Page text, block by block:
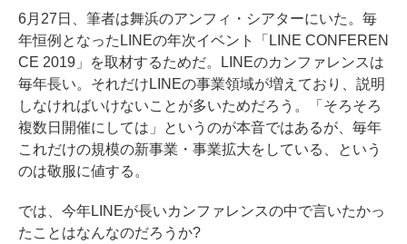
6月27日、筆者は舞浜のアンフィ・シアターにいた。毎
年恒例となったLINEの年次イベント「LINE CONFEREN
CE 2019」を取材するためだ。LINEのカンファレンスは
毎年長い。それだけLINEの事業領域が増えており、説明
しなければいけないことが多いためだろう。「そろそろ
複数日開催にしては」というのが本音ではあるが、毎年
これだけの規模の新事業・事業拡大をしている、という
のは敬服に値する。
では、今年LINEが長いカンファレンスの中で言いたかっ
たことはなんなのだろうか?